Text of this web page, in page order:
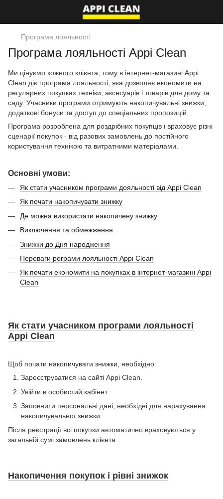
Програма лояльності
Програма лояльності Appi Clean
Ми цінуємо кожного клієнта, тому в інтернет-магазині Appi
Clean діє програма лояльності, яка дозволяє економити на
регулярних покупках техніки, аксесуарів і товарів для дому та
саду. Учасники програми отримують накопичувальні знижки,
додаткові бонуси та доступ до спеціальних пропозицій.
Програма розроблена для роздрібних покупців і враховує різні
сценарії покупок - від разових замовлень до постійного
користування технікою та витратними матеріалами.
Основні умови:
Як стати учасником програми дояльності від Appi Clean
Як почати накопичувати знижку
Де можна використати накопичену знижку
Виключення та обмежження
Знижки до Дня народження
Переваги рограми лояльності Appi Clean
Як почати економити на покупках в інтернет-магазині Appi
Clean
Як стати учасником програми лояльності
Appi Clean
Щоб почати накопичувати знижки, необхідно:
Зареєструватися на сайті Appi Clean.
Увійти в особистий кабінет.
Заповнити персональні дані, необхідні для нарахування
накопичувальної знижки.
Після реєстрації всі покупки автоматично враховуються у
загальній сумі замовлень клієнта.
Накопичення покупок і рівні знижок